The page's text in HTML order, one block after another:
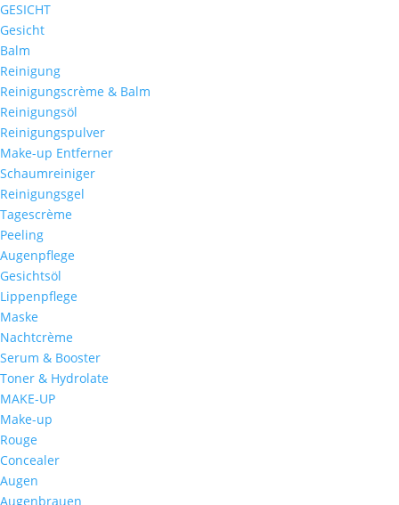
GESICHT
Gesicht
Balm
Reinigung
Reinigungscrème & Balm
Reinigungsöl
Reinigungspulver
Make-up Entferner
Schaumreiniger
Reinigungsgel
Tagescrème
Peeling
Augenpflege
Gesichtsöl
Lippenpflege
Maske
Nachtcrème
Serum & Booster
Toner & Hydrolate
MAKE-UP
Make-up
Rouge
Concealer
Augen
Augenbrauen